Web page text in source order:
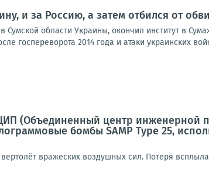
и за Россию, а затем отбился от
области Украины, окончил институт в
госпереворота 2014 года и атаки украинских
(Объединенный центр инженерной
бомбы SAMP Type 25,
вражеских воздушных сил. Потеря